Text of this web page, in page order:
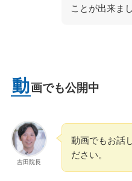
ことが出来ま
動画でも公開中
吉田院長
動画でもお話
ださい。